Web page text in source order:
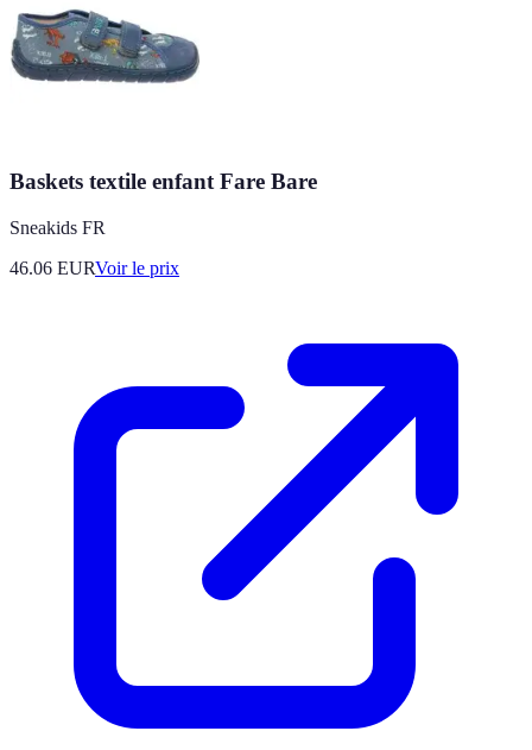
Baskets textile enfant Fare Bare
Sneakids FR
46.06 EURVoir le prix